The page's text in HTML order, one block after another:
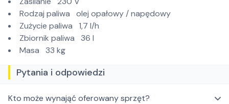
Rodzaj paliwa olej opałowy / napędowy
Zużycie paliwa 1,7 l/h
Zbiornik paliwa 36 l
Masa 33 kg
Pytania i odpowiedzi
Kto może wynająć oferowany sprzęt?